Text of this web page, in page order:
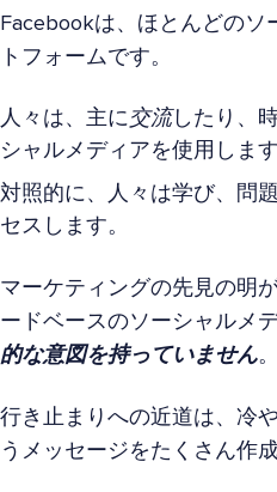
Facebookは、ほとんどの
トフォームです。
人々は、主に交流 したり、
シャルメディアを使用します
対照的に、人々は学び、問
セスします。
マーケティングの先見の明
ードベースのソーシャルメ
的な意図を持っていません。
行き止まりへの近道は、冷
うメッセージをたくさん作